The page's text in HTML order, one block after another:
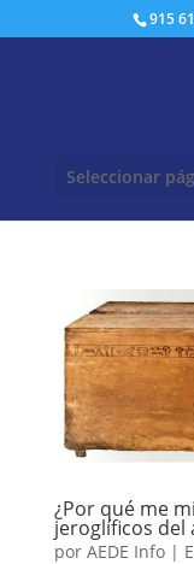
915
Seleccionar
¿Por qué me
jeroglíficos del
por AEDE Info|